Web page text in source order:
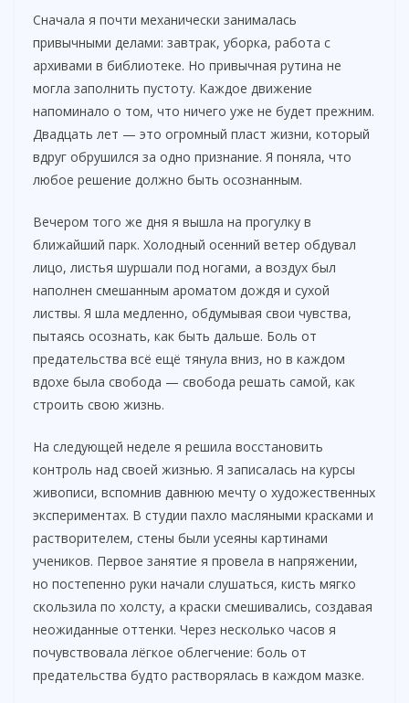
Сначала я почти механически занималась
привычными делами: завтрак, уборка, работа с
архивами в библиотеке. Но привычная рутина не
могла заполнить пустоту. Каждое движение
напоминало о том, что ничего уже не будет прежним.
Двадцать лет — это огромный пласт жизни, который
вдруг обрушился за одно признание. Я поняла, что
любое решение должно быть осознанным.
Вечером того же дня я вышла на прогулку в
ближайший парк. Холодный осенний ветер обдувал
лицо, листья шуршали под ногами, а воздух был
наполнен смешанным ароматом дождя и сухой
листвы. Я шла медленно, обдумывая свои чувства,
пытаясь осознать, как быть дальше. Боль от
предательства всё ещё тянула вниз, но в каждом
вдохе была свобода — свобода решать самой, как
строить свою жизнь.
На следующей неделе я решила восстановить
контроль над своей жизнью. Я записалась на курсы
живописи, вспомнив давнюю мечту о художественных
экспериментах. В студии пахло масляными красками и
растворителем, стены были усеяны картинами
учеников. Первое занятие я провела в напряжении,
но постепенно руки начали слушаться, кисть мягко
скользила по холсту, а краски смешивались, создавая
неожиданные оттенки. Через несколько часов я
почувствовала лёгкое облегчение: боль от
предательства будто растворялась в каждом мазке.